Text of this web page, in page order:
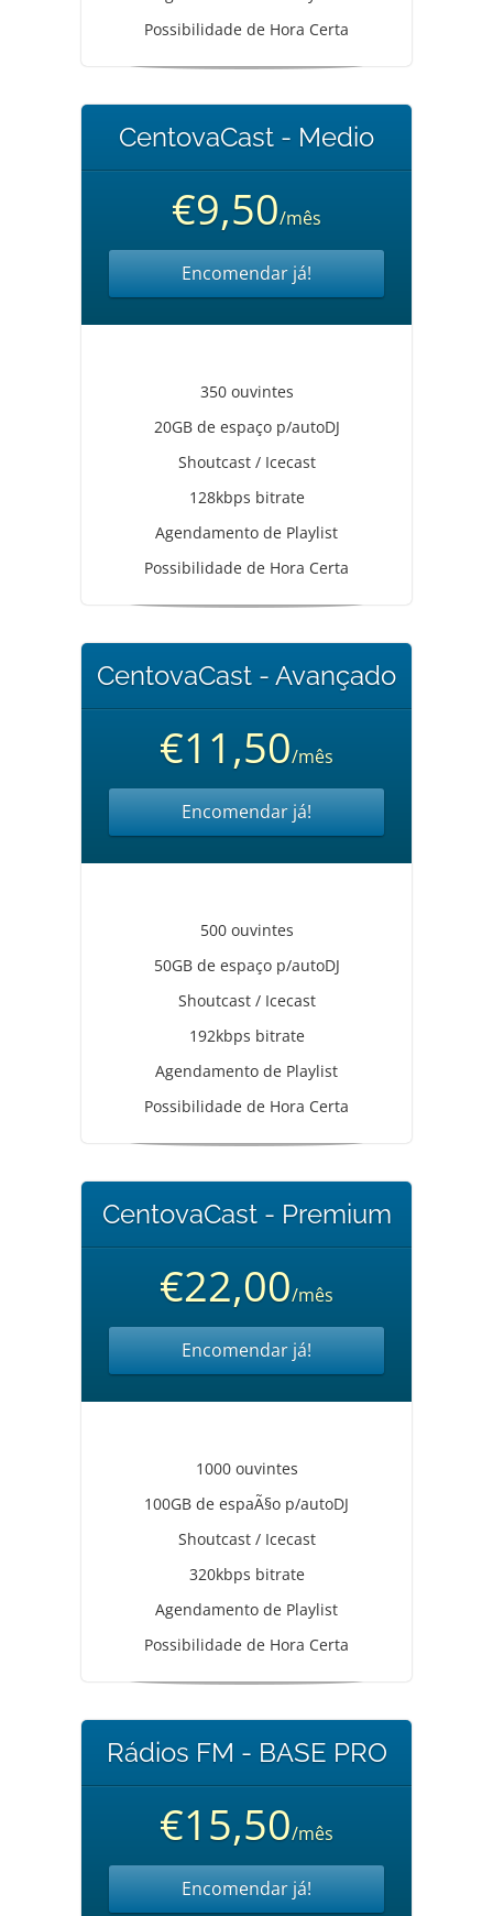
Possibilidade de Hora Certa
CentovaCast - Medio
€9,50/mês
Encomendar já!
350 ouvintes
20GB de espaço p/autoDJ
Shoutcast / Icecast
128kbps bitrate
Agendamento de Playlist
Possibilidade de Hora Certa
CentovaCast - Avançado
€11,50/mês
Encomendar já!
500 ouvintes
50GB de espaço p/autoDJ
Shoutcast / Icecast
192kbps bitrate
Agendamento de Playlist
Possibilidade de Hora Certa
CentovaCast - Premium
€22,00/mês
Encomendar já!
1000 ouvintes
100GB de espaÃ§o p/autoDJ
Shoutcast / Icecast
320kbps bitrate
Agendamento de Playlist
Possibilidade de Hora Certa
Rádios FM - BASE PRO
€15,50/mês
Encomendar já!